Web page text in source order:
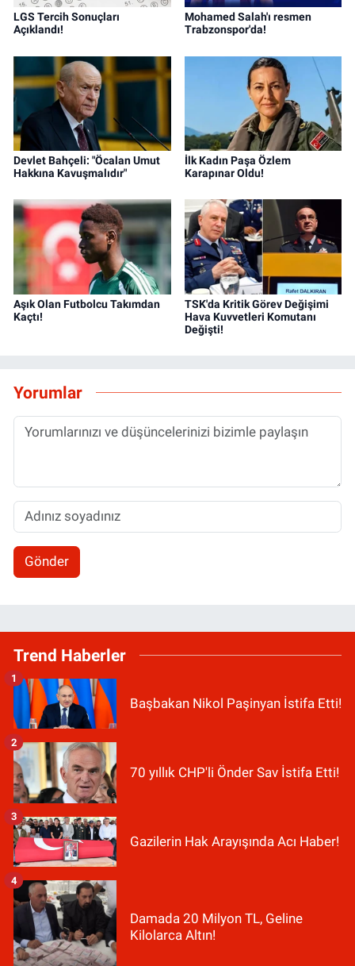
LGS Tercih Sonuçları
Açıklandı!
Mohamed Salah'ı resmen
Trabzonspor'da!
Devlet Bahçeli: "Öcalan Umut
Hakkına Kavuşmalıdır"
İlk Kadın Paşa Özlem
Karapınar Oldu!
Aşık Olan Futbolcu Takımdan
Kaçtı!
TSK'da Kritik Görev Değişimi
Hava Kuvvetleri Komutanı
Değişti!
Yorumlar
Gönder
Trend Haberler
Başbakan Nikol Paşinyan İstifa Etti!
1
70 yıllık CHP'li Önder Sav İstifa Etti!
2
Gazilerin Hak Arayışında Acı Haber!
3
Damada 20 Milyon TL, Geline
Kilolarca Altın!
4